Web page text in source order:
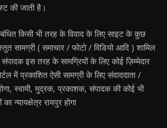
की जाती है।
किसी भी तरह के विवाद के लिए साइट के कुछ
सामग्री ( समाचार / फोटो / विडियो आदि ) शामिल
इस तरह के सामग्रियों के लिए कोई ज़िम्मेदार
में प्रकाशित ऐसी सामग्री के लिए संवाददाता /
स्वामी, मुद्रक, प्रकाशक, संपादक की कोई भी
का न्यायक्षेत्र रायपुर होगा